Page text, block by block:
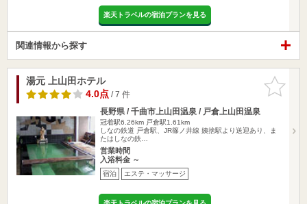
楽天トラベルの宿泊プランを見る
関連情報から探す
お気に入
りに追加
湯元 上山田ホテル
4.0点/ 7 件
長野県 / 千曲市上山田温泉 / 戸倉上山田温泉
冠着駅6.26km 戸倉駅1.61km
しなの鉄道 戸倉駅、JR篠ノ井線 姨捨駅より送迎あり、ま
たはしなの鉄…
営業時間
入浴料金 ～
宿泊 エステ・マッサージ